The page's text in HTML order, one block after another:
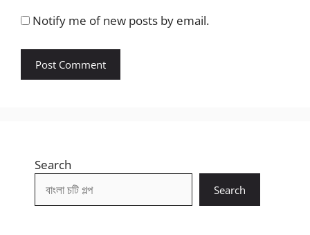
Notify me of new posts by email.
Search
Search